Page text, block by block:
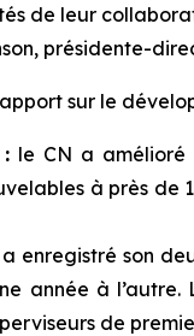
de leur
présidente-
sur le
le CN a amélioré
à près de
enregistré son
année à
de